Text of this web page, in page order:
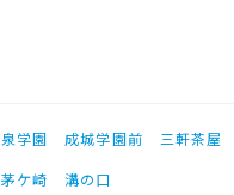
学園 成城学園前 三軒茶屋
茅ケ崎
溝の口